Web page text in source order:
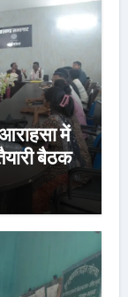
में
बैठक